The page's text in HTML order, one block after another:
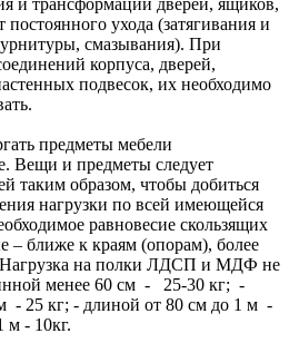
ухода (затягивания и
смазывания). При
корпуса, дверей,
подвесок, их необходимо
предметы мебели
Вещи и предметы следует
таким образом, чтобы добиться
нагрузки по всей имеющейся
равновесие скользящих
– ближе к краям (опорам), более
Нагрузка на полки ЛДСП и МДФ не
менее 60 см - 25-30 кг; -
- 25 кг; - длиной от 80 см до 1 м -
м - 10кг.